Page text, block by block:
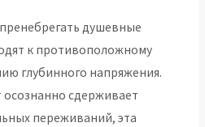
душевные
к противоположному
глубинного напряжения.
осознанно сдерживает
переживаний, эта